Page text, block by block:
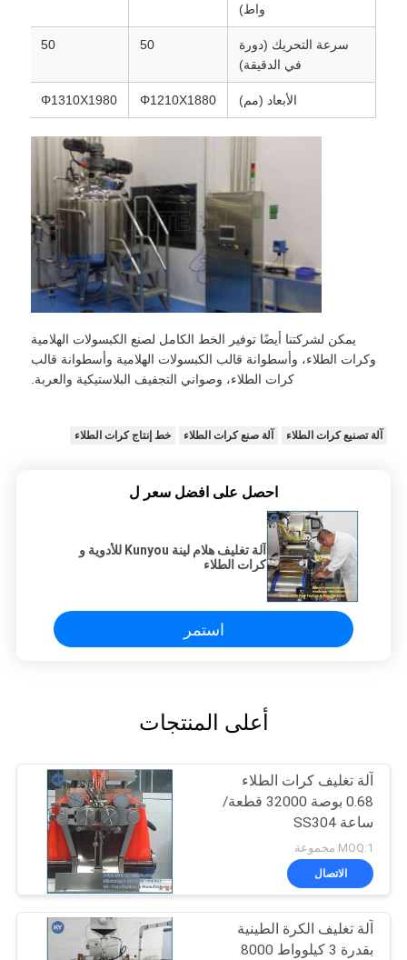
واط)
سرعة التحريك (دورة
في الدقيقة)
50
50
الأبعاد (مم) Φ1210X1880
Φ1310X1980
يمكن لشركتنا أيضًا توفير الخط الكامل لصنع الكبسولات الهلامية
وكرات الطلاء، وأسطوانة قالب الكبسولات الهلامية وأسطوانة قالب
كرات الطلاء، وصواني التجفيف البلاستيكية والعربة.
آلة تصنيع كرات الطلاء آلة صنع كرات الطلاء خط إنتاج كرات الطلاء
احصل على افضل سعر ل
آلة تغليف هلام لينة Kunyou للأدوية و
كرات الطلاء
استمر
أعلى المنتجات
آلة تغليف كرات الطلاء
0.68 بوصة 32000 قطعة/
ساعة SS304
MOQ:1 مجموعة
الاتصال
آلة تغليف الكرة الطينية
بقدرة 3 كيلوواط 8000